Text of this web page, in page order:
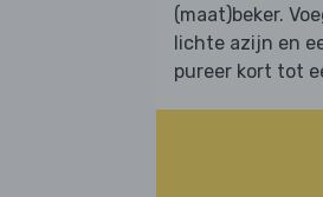
(maat)beker.
lichte azijn en
pureer kort tot